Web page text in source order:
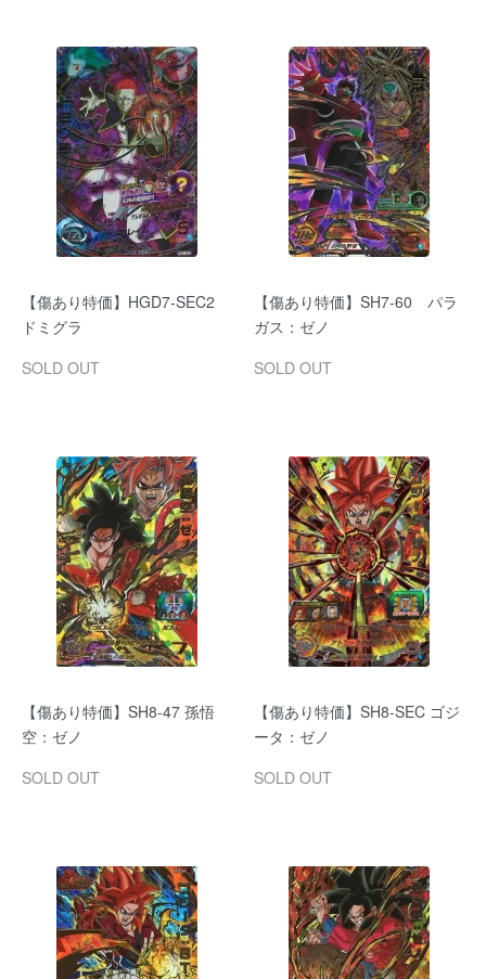
【傷あり特価】HGD7-SEC2
ドミグラ
SOLD OUT
【傷あり特価】SH7-60 パラ
ガス：ゼノ
SOLD OUT
【傷あり特価】SH8-47 孫悟
空：ゼノ
SOLD OUT
【傷あり特価】SH8-SEC ゴジ
ータ：ゼノ
SOLD OUT